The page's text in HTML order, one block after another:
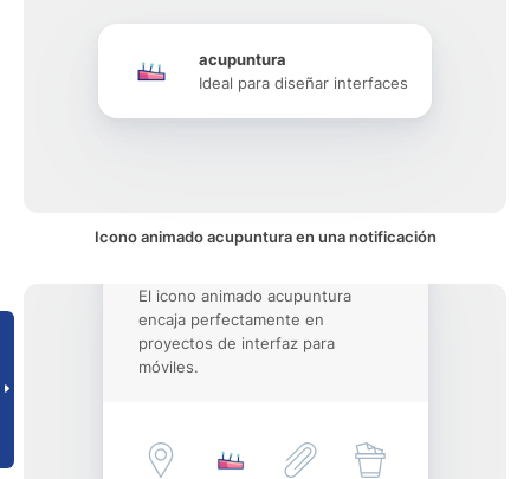
acupuntura
Ideal para diseñar interfaces
Icono animado acupuntura en una notificación
El icono animado acupuntura
encaja perfectamente en
proyectos de interfaz para
móviles.